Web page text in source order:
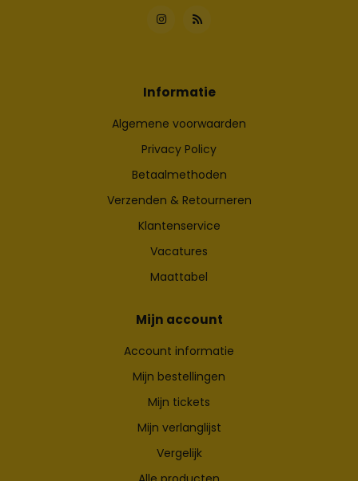
Informatie
Algemene voorwaarden
Privacy Policy
Betaalmethoden
Verzenden & Retourneren
Klantenservice
Vacatures
Maattabel
Mijn account
Account informatie
Mijn bestellingen
Mijn tickets
Mijn verlanglijst
Vergelijk